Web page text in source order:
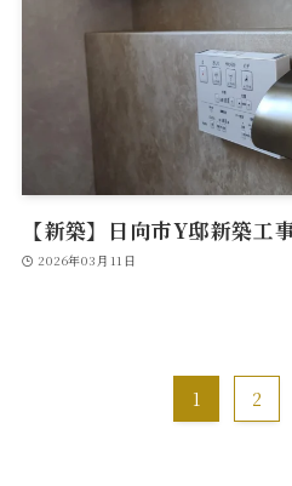
【新築】日向市Y邸新築工
2026年03月11日
1 2